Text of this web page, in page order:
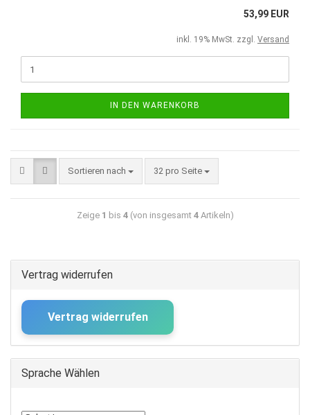
53,99 EUR
inkl. 19% MwSt. zzgl. Versand
IN DEN WARENKORB
Sortieren nach 32 pro Seite
Zeige 1 bis 4(von insgesamt 4Artikeln)
Vertrag widerrufen
Vertrag widerrufen
Sprache Wählen